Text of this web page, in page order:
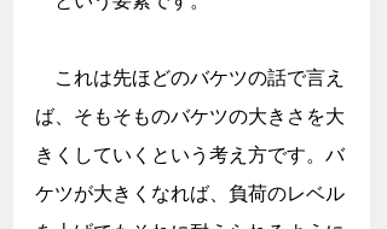
これは先ほどのバケツの話で言え
ば、そもそものバケツの大きさを大
きくしていくという考え方です。バ
ケツが大きくなれば、負荷のレベル